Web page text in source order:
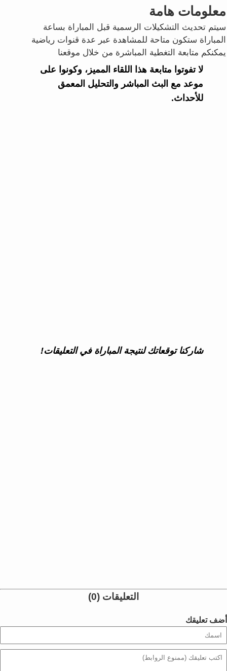
معلومات هامة
سيتم تحديث التشكيلات الرسمية قبل المباراة بساعة
المباراة ستكون متاحة للمشاهدة عبر عدة قنوات رياضية
يمكنكم متابعة التغطية المباشرة من خلال موقعنا
لا تفوتوا متابعة هذا اللقاء المميز، وكونوا على
موعد مع البث المباشر والتحليل المعمق
للأحداث.
شاركنا توقعاتك لنتيجة المباراة في التعليقات!
التعليقات (0)
أضف تعليقك